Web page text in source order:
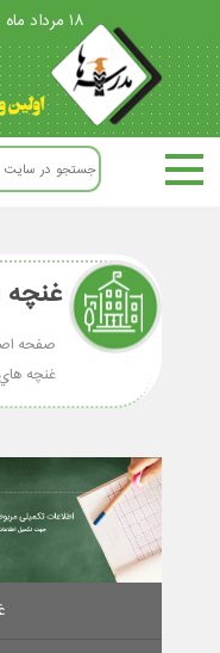
18 مرداد ماه 1405
صفحه
غنچه